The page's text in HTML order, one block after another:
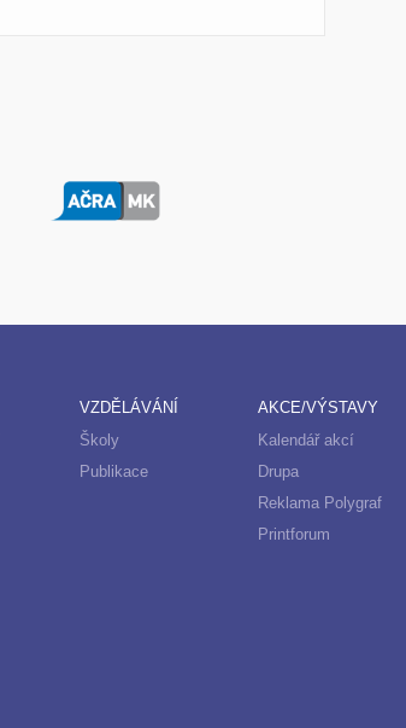
VZDĚLÁVÁNÍ
Školy
Publikace
AKCE/VÝSTAVY
Kalendář akcí
Drupa
Reklama Polygraf
Printforum